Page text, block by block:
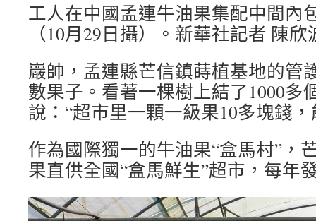
工人在中國孟連牛油果集配中間內
（10月29日攝）。新華社記者 陳欣
巖帥，孟連縣芒信鎮蒔植基地的管
數果子。看著一棵樹上結了1000多
說：“超市里一顆一級果10多塊錢
作為國際獨一的牛油果“盒馬村”，
果直供全國“盒馬鮮生”超市，每年